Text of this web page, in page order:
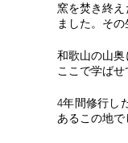
窯を焚き終
ました。そ
和歌山の山
ここ で学ばせ
4年間修行し
あるこの地で